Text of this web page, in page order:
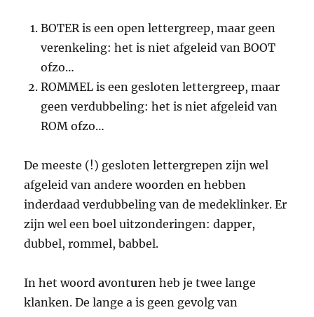
BOTER is een open lettergreep, maar geen
verenkeling: het is niet afgeleid van BOOT
ofzo…
ROMMEL is een gesloten lettergreep, maar
geen verdubbeling: het is niet afgeleid van
ROM ofzo…
De meeste (!) gesloten lettergrepen zijn wel
afgeleid van andere woorden en hebben
inderdaad verdubbeling van de medeklinker. Er
zijn wel een boel uitzonderingen: dapper,
dubbel, rommel, babbel.
In het woordavonturen heb je twee lange
klanken. De lange a is geen gevolg van